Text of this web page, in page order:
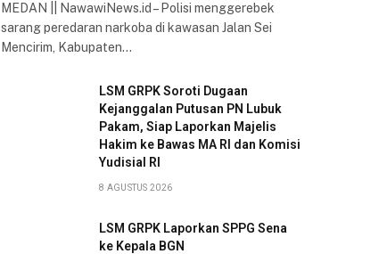
MEDAN || NawawiNews.id – Polisi menggerebek
sarang peredaran narkoba di kawasan Jalan Sei
Mencirim, Kabupaten…
LSM GRPK Soroti Dugaan
Kejanggalan Putusan PN Lubuk
Pakam, Siap Laporkan Majelis
Hakim ke Bawas MA RI dan Komisi
Yudisial RI
8 AGUSTUS 2026
LSM GRPK Laporkan SPPG Sena
ke Kepala BGN